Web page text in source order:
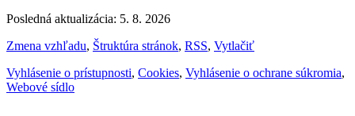
Posledná aktualizácia: 5. 8. 2026
Zmena vzhľadu, Štruktúra stránok, RSS, Vytlačiť
Vyhlásenie o prístupnosti, Cookies, Vyhlásenie o ochrane súkromia,
Webové sídlo